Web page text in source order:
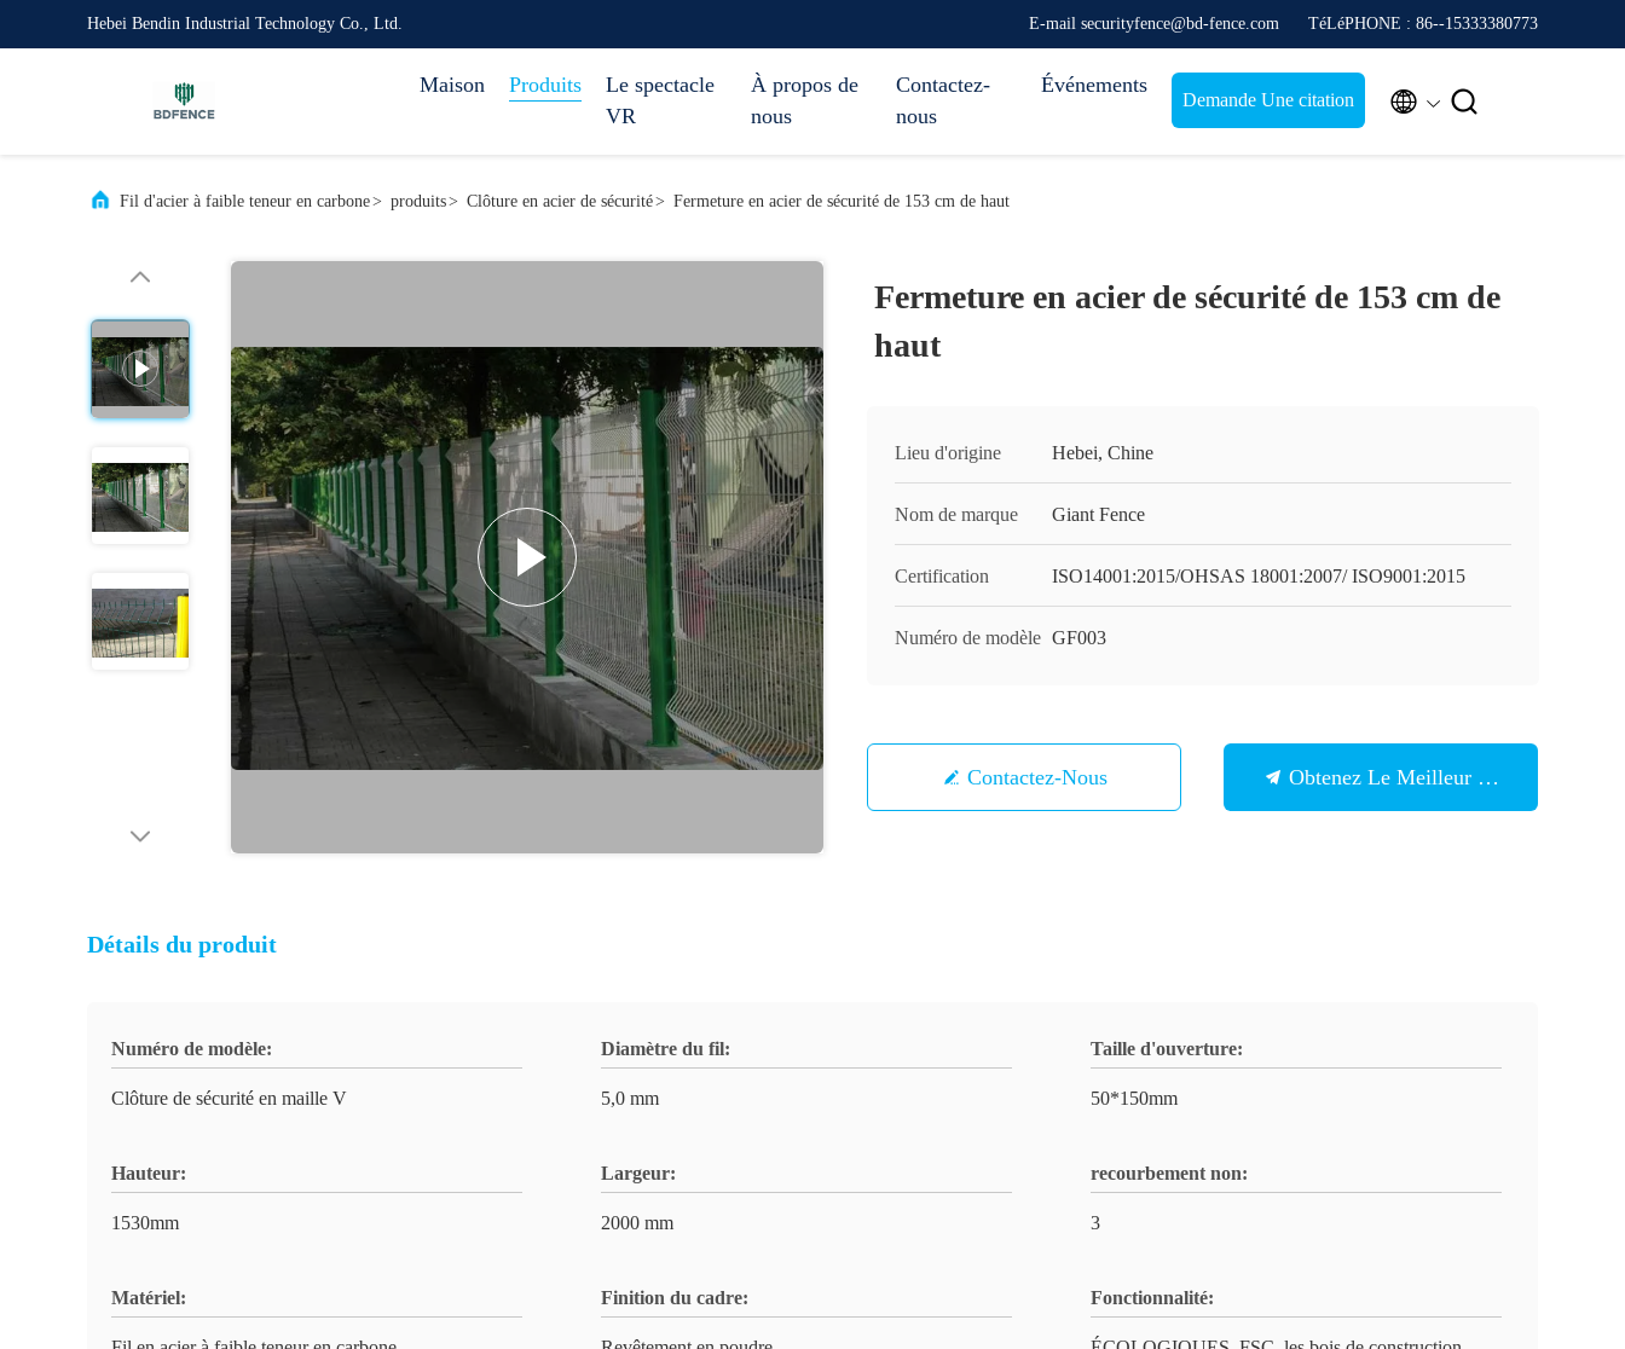
Hebei Bendin Industrial Technology Co., Ltd. E-mail securityfence@bd-fence.com TéLéPHONE : 86--15333380773
Maison Produits
Le spectacle
VR
À propos de
nous
Contactez-
nous
Événements
Demande Une citation  
Fil d'acier à faible teneur en carbone> produits> Clôture en acier de sécurité> Fermeture en acier de sécurité de 153 cm de haut
Fermeture en acier de sécurité de 153 cm de
haut
Lieu d'origine Hebei, Chine
Nom de marque Giant Fence
Certification ISO14001:2015/OHSAS 18001:2007/ ISO9001:2015
Numéro de modèle GF003
Contactez-Nous Obtenez Le Meilleur Prix
Détails du produit
Numéro de modèle:
Clôture de sécurité en maille V
Diamètre du fil:
5,0 mm
Taille d'ouverture:
50*150mm
Hauteur:
1530mm
Largeur:
2000 mm
recourbement non:
3
Matériel: Finition du cadre: Fonctionnalité: